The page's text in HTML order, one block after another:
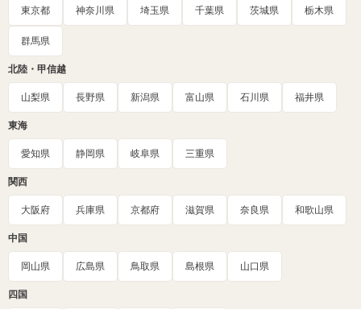
東京都 神奈川県 埼玉県 千葉県 茨城県 栃木県
群馬県
北陸・甲信越
山梨県 長野県 新潟県 富山県 石川県 福井県
東海
愛知県 静岡県 岐阜県 三重県
関西
大阪府 兵庫県 京都府 滋賀県 奈良県 和歌山県
中国
岡山県 広島県 鳥取県 島根県 山口県
四国